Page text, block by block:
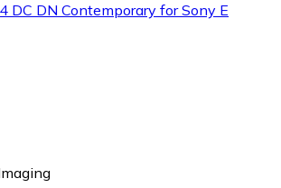
DC DN Contemporary for Sony E